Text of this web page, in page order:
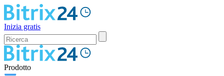
Inizia gratis
Prodotto